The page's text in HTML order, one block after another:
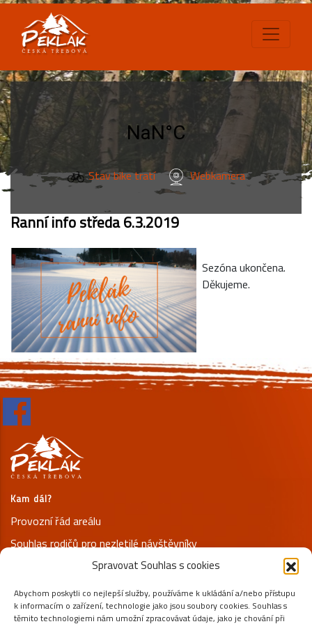
Spravovat Souhlas s cookies
Abychom poskytli co nejlepší služby, používáme k ukládání a/nebo přístupu
k informacím o zařízení, technologie jako jsou soubory cookies. Souhlas s
těmito technologiemi nám umožní zpracovávat údaje, jako je chování při
Stav bike tratí Webkamera
Ranní info středa 6.3.2019
Sezóna ukončena.
Děkujeme.
Kam dál?
Provozní řád areálu
Souhlas rodičů pro nezletilé návštěvníky
Prohlášení o ochraně osobních údajů
Kontakty
+420 731 125 800